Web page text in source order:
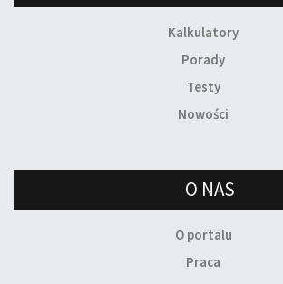
Kalkulatory
Porady
Testy
Nowości
O NAS
O portalu
Praca